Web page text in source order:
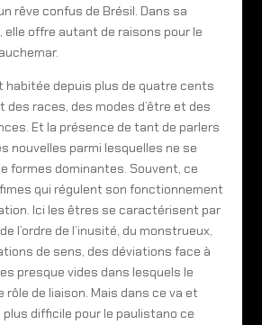
rêve confus de Brésil. Dans sa
elle offre autant de raisons pour le
habitée depuis plus de quatre cents
des races, des modes d’être et des
Et la présence de tant de parlers
nouvelles parmi lesquelles ne se
formes dominantes. Souvent, ce
qui régulent son fonctionnement
Ici les êtres se caractérisent par
l’ordre de l’inusité, du monstrueux,
de sens, des déviations face à
presque vides dans lesquels le
rôle de liaison. Mais dans ce va et
difficile pour le paulistano ce